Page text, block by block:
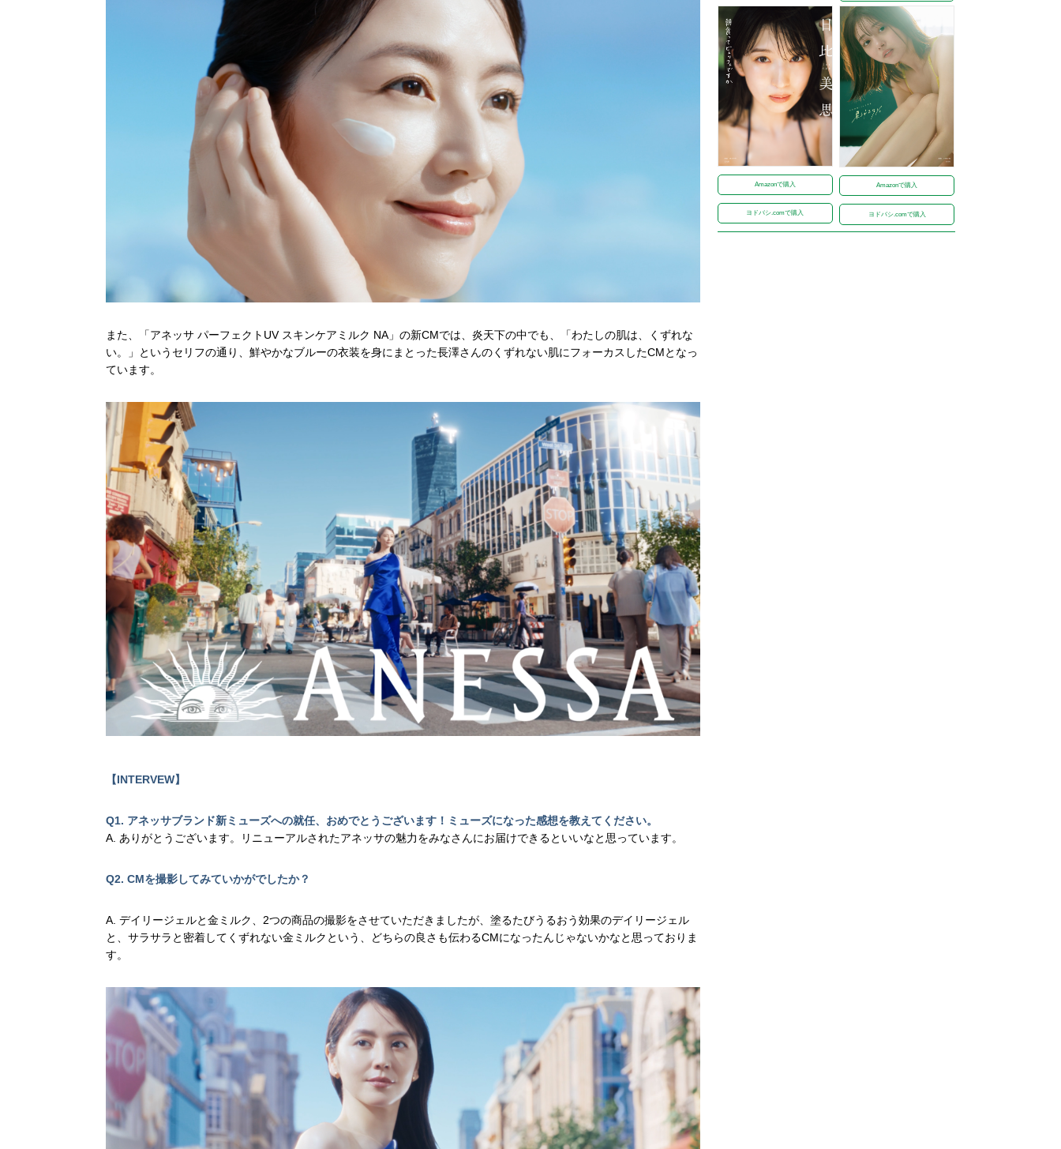
また、「アネッサ パーフェクトUV スキンケアミルク NA」の新CMでは、炎天下の中でも、「わたしの肌は、くずれな
い。」というセリフの通り、鮮やかなブルーの衣装を身にまとった長澤さんのくずれない肌にフォーカスしたCMとなっ
ています。
【INTERVEW】
Q1. アネッサブランド新ミューズへの就任、おめでとうございます！ミューズになった感想を教えてください。
A. ありがとうございます。リニューアルされたアネッサの魅力をみなさんにお届けできるといいなと思っています。
Q2. CMを撮影してみていかがでしたか？
A. デイリージェルと金ミルク、2つの商品の撮影をさせていただきましたが、塗るたびうるおう効果のデイリージェル
と、サラサラと密着してくずれない金ミルクという、どちらの良さも伝わるCMになったんじゃないかなと思っておりま
す。
Amazonで購入
ヨドバシ.comで購入
Amazonで購入
ヨドバシ.comで購入